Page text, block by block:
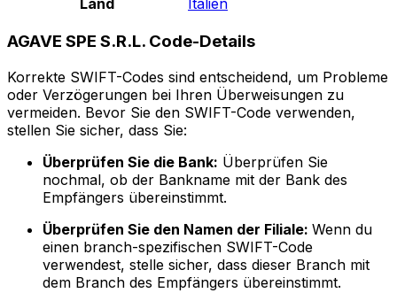
AGAVE SPE S.R.L. Code-Details
Korrekte SWIFT-Codes sind entscheidend, um Probleme
oder Verzögerungen bei Ihren Überweisungen zu
vermeiden. Bevor Sie den SWIFT-Code verwenden,
stellen Sie sicher, dass Sie:
Überprüfen Sie die Bank: Überprüfen Sie
nochmal, ob der Bankname mit der Bank des
Empfängers übereinstimmt.
Überprüfen Sie den Namen der Filiale: Wenn du
einen branch-spezifischen SWIFT-Code
verwendest, stelle sicher, dass dieser Branch mit
dem Branch des Empfängers übereinstimmt.